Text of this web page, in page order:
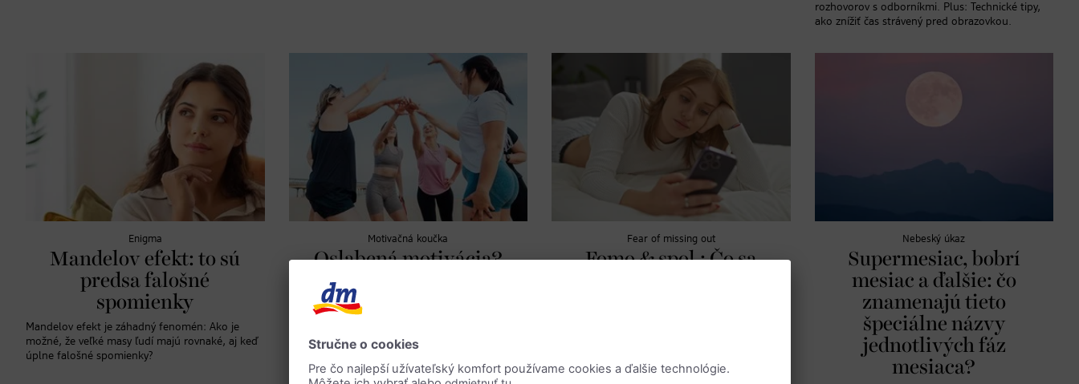
rozhovorov s odborníkmi. Plus: Technické tipy,
ako znížiť čas strávený pred obrazovkou.
Enigma
Mandelov efekt: to sú
predsa falošné
spomienky
Mandelov efekt je záhadný fenomén: Ako je
možné, že veľké masy ľudí majú rovnaké, aj keď
úplne falošné spomienky?
Motivačná koučka
Oslabená motivácia?
motiváciu na tej
Psychoterapeutka vysvetľuje, čo je motivácia
a radí, ako si udržať motiváciu a držať sa svojich
cieľov.
Fear of missing out
Fomo & spol.: Čo sa
súvisí so sociálnymi médiami a ako sa s týmto a
jemu podobnými fenoménmi čo možno
Nebeský úkaz
Supermesiac, bobrí
mesiac a ďalšie: čo
znamenajú tieto
špeciálne názvy
jednotlivých fáz
mesiaca?